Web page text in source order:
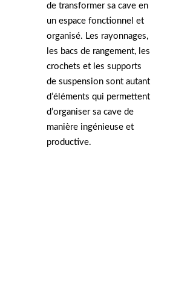
de transformer sa cave en
un espace fonctionnel et
organisé. Les rayonnages,
les bacs de rangement, les
crochets et les supports
de suspension sont autant
d’éléments qui permettent
d’organiser sa cave de
manière ingénieuse et
productive.